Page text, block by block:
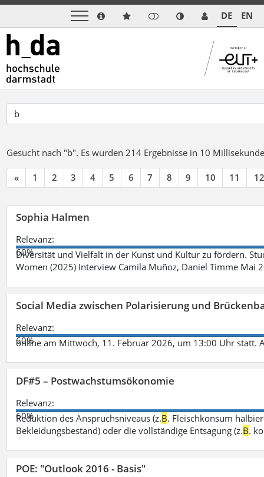
DE EN
Gesucht nach "b". Es wurden 214 Ergebnisse in 10
« 1 2 3 4 5 6 7 8 9 10 11 12
Sophia Halmen
Relevanz:
60%
Diversität und Vielfalt in der Kunst und Kultur zu fördern.
Women (2025) Interview Camila Muñoz, Daniel Timme Mai
Social Media zwischen Polarisierung und
Relevanz:
60%
online am Mittwoch, 11. Februar 2026, um 13:00 Uhr
DF#5 – Postwachstumsökonomie
Relevanz:
60%
Reduktion des Anspruchsniveaus (z.B. Fleischkonsum
Bekleidungsbestand) oder die vollständige Entsagung (z.B.
POE: "Outlook 2016 - Basis"